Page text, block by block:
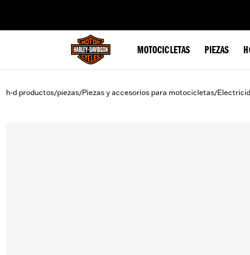
MOTOCICLETAS PIEZAS
h-d productos/piezas/Piezas y accesorios para motocicletas/